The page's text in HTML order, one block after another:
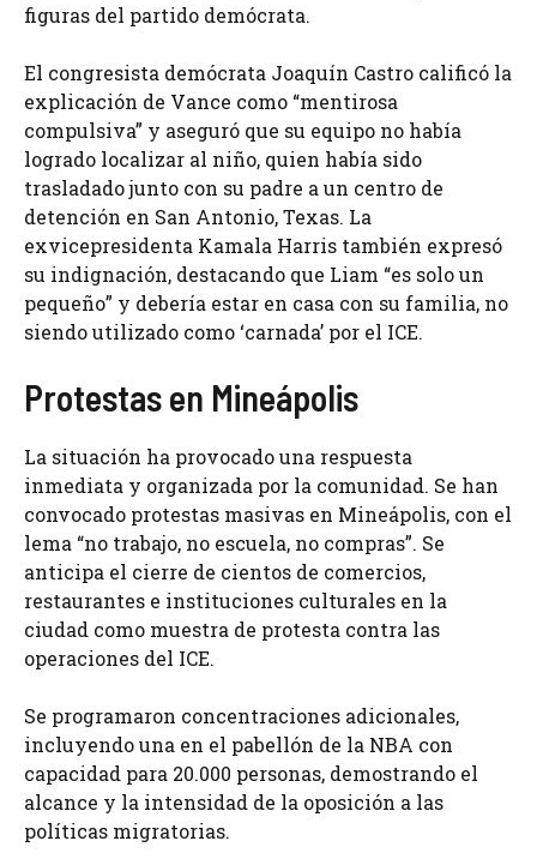
figuras del partido demócrata.
El congresista demócrata Joaquín Castro calificó la
explicación de Vance como “mentirosa
compulsiva” y aseguró que su equipo no había
logrado localizar al niño, quien había sido
trasladado junto con su padre a un centro de
detención en San Antonio, Texas. La
exvicepresidenta Kamala Harris también expresó
su indignación, destacando que Liam “es solo un
pequeño” y debería estar en casa con su familia, no
siendo utilizado como ‘carnada’ por el ICE.
Protestas en Mineápolis
La situación ha provocado una respuesta
inmediata y organizada por la comunidad. Se han
convocado protestas masivas en Mineápolis, con el
lema “no trabajo, no escuela, no compras”. Se
anticipa el cierre de cientos de comercios,
restaurantes e instituciones culturales en la
ciudad como muestra de protesta contra las
operaciones del ICE.
Se programaron concentraciones adicionales,
incluyendo una en el pabellón de la NBA con
capacidad para 20.000 personas, demostrando el
alcance y la intensidad de la oposición a las
políticas migratorias.